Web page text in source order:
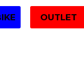
OUTLET